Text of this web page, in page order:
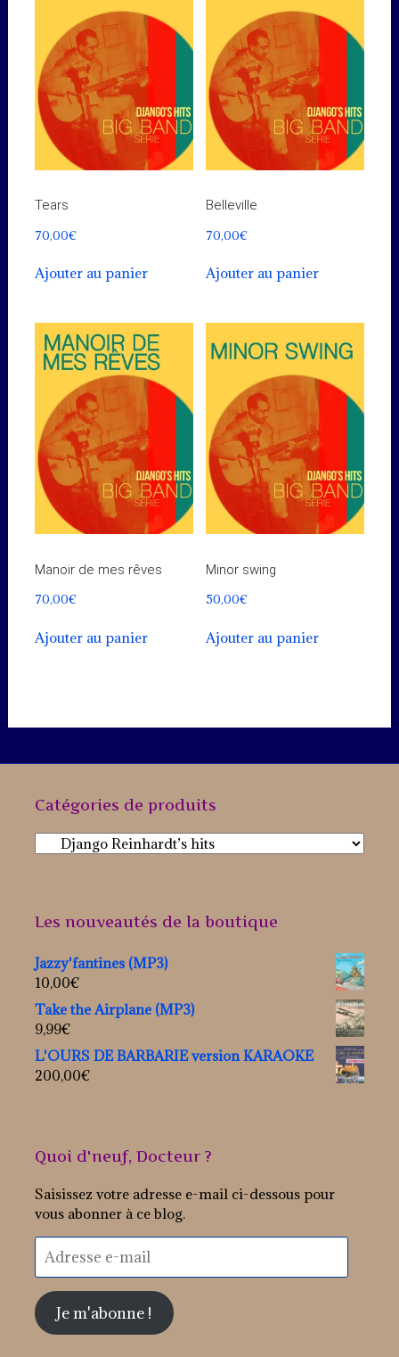
Tears
70,00€
Ajouter au panier
Belleville
70,00€
Ajouter au panier
Manoir de mes rêves
70,00€
Ajouter au panier
Minor swing
50,00€
Ajouter au panier
Catégories de produits
Les nouveautés de la boutique
Jazzy'fantines (MP3)
10,00€
Take the Airplane (MP3)
9,99€
L'OURS DE BARBARIE version KARAOKE
200,00€
Quoi d'neuf, Docteur ?
Saisissez votre adresse e-mail ci-dessous pour
vous abonner à ce blog.
Adresse
e-
Je m'abonne !